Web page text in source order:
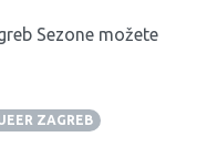
Sezone možete
ZAGREB